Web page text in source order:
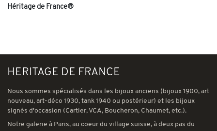
Héritage de France®
HERITAGE DE FRANCE
Nous sommes spécialisés dans les bijoux anciens (bijoux 1900, art
nouveau, art-déco 1930, tank 1940 ou postérieur) et les bijoux
signés d'occasion (Cartier, VCA, Boucheron, Chaumet, etc.).
Notre galerie à Paris, au coeur du village suisse, à deux pas du